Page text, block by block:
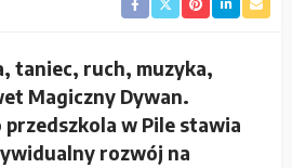
taniec, ruch, muzyka,
Magiczny Dywan.
w Pile stawia
rozwój na